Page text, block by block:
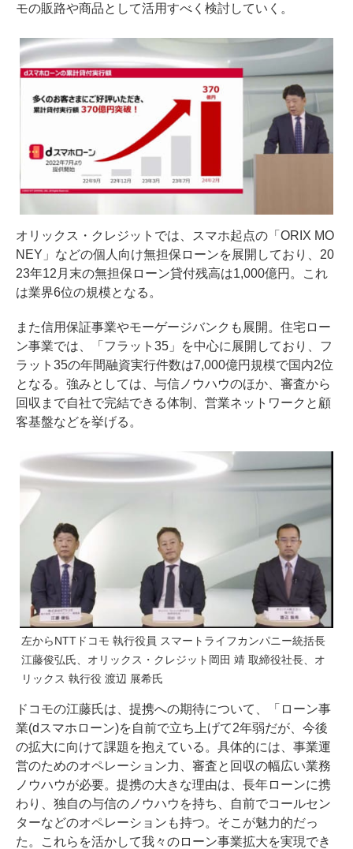
モの販路や商品として活用すべく検討していく。
オリックス・クレジットでは、スマホ起点の「ORIX MO
NEY」などの個人向け無担保ローンを展開しており、20
23年12月末の無担保ローン貸付残高は1,000億円。これ
は業界6位の規模となる。
また信用保証事業やモーゲージバンクも展開。住宅ロー
ン事業では、「フラット35」を中心に展開しており、フ
ラット35の年間融資実行件数は7,000億円規模で国内2位
となる。強みとしては、与信ノウハウのほか、審査から
回収まで自社で完結できる体制、営業ネットワークと顧
客基盤などを挙げる。
左からNTTドコモ 執行役員 スマートライフカンパニー統括長
江藤俊弘氏、オリックス・クレジット岡田 靖 取締役社長、オ
リックス 執行役 渡辺 展希氏
ドコモの江藤氏は、提携への期待について、「ローン事
業(dスマホローン)を自前で立ち上げて2年弱だが、今後
の拡大に向けて課題を抱えている。具体的には、事業運
営のためのオペレーション力、審査と回収の幅広い業務
ノウハウが必要。提携の大きな理由は、長年ローンに携
わり、独自の与信のノウハウを持ち、自前でコールセン
ターなどのオペレーションも持つ。そこが魅力的だっ
た。これらを活かして我々のローン事業拡大を実現でき